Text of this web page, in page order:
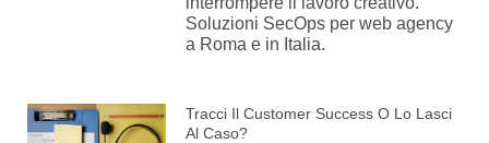
Soluzioni SecOps per web agency
a Roma e in Italia.
Tracci Il Customer Success O Lo Lasci
Al Caso?